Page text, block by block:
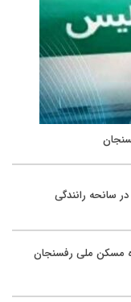
مسکن ملی رفسنجان